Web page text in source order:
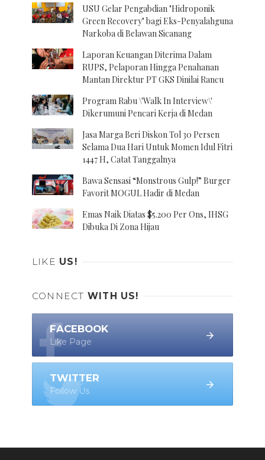
USU Gelar Pengabdian "Hidroponik
Green Recovery" bagi Eks-Penyalahguna
Narkoba di Belawan Sicanang
Laporan Keuangan Diterima Dalam
RUPS, Pelaporan Hingga Penahanan
Mantan Direktur PT GKS Dinilai Rancu
Program Rabu \'Walk In Interview\'
Dikerumuni Pencari Kerja di Medan
Jasa Marga Beri Diskon Tol 30 Persen
Selama Dua Hari Untuk Momen Idul Fitri
1447 H, Catat Tanggalnya
Bawa Sensasi “Monstrous Gulp!” Burger
Favorit MOGUL Hadir di Medan
Emas Naik Diatas $5.200 Per Ons, IHSG
Dibuka Di Zona Hijau
LIKE US!
CONNECT WITH US!
FACEBOOK
Like Page
TWITTER
Follow Us